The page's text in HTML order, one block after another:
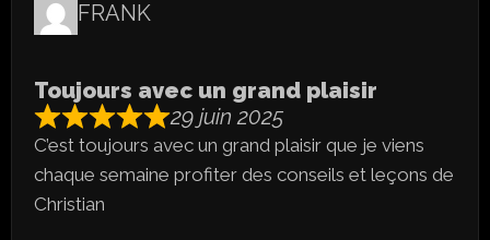
FRANK
Toujours avec un grand plaisir
29 juin 2025
C’est toujours avec un grand plaisir que je viens
chaque semaine profiter des conseils et leçons de
Christian